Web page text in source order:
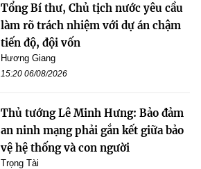
Tổng Bí thư, Chủ tịch nước yêu cầu
làm rõ trách nhiệm với dự án chậm
tiến độ, đội vốn
Hương Giang
15:20 06/08/2026
Thủ tướng Lê Minh Hưng: Bảo đảm
an ninh mạng phải gắn kết giữa bảo
vệ hệ thống và con người
Trọng Tài